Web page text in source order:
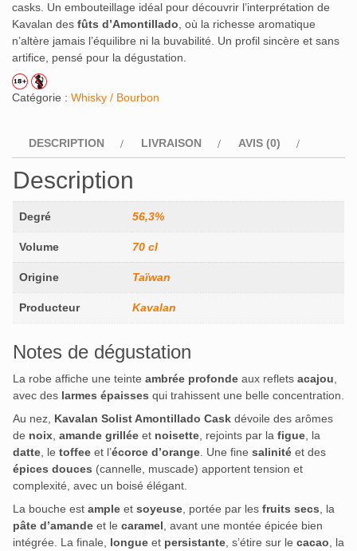
casks. Un embouteillage idéal pour découvrir l’interprétation de
Kavalan des fûts d’Amontillado , où la richesse aromatique
n’altère jamais l’équilibre ni la buvabilité. Un profil sincère et sans
artifice, pensé pour la dégustation.
Catégorie : Whisky / Bourbon
DESCRIPTION LIVRAISON AVIS (0)
Description
Degré 56,3%
Volume 70 cl
Origine Taïwan
Producteur Kavalan
Notes de dégustation
La robe affiche une teinte ambrée profonde aux reflets acajou
avec des larmes épaisses qui trahissent une belle concentration.
Au nez, Kavalan Solist Amontillado Cask dévoile des arômes
de noix amande grillée et noisette , rejoints par la figue , la
datte , le toffee et l’écorce d’orange . Une fine salinité et des
épices douces (cannelle, muscade) apportent tension et
complexité, avec un boisé élégant.
La bouche est ample et soyeuse , portée par les fruits secs , la
pâte d’amande et le caramel , avant une montée épicée bien
intégrée. La finale, longue et persistante , s’étire sur le cacao , la